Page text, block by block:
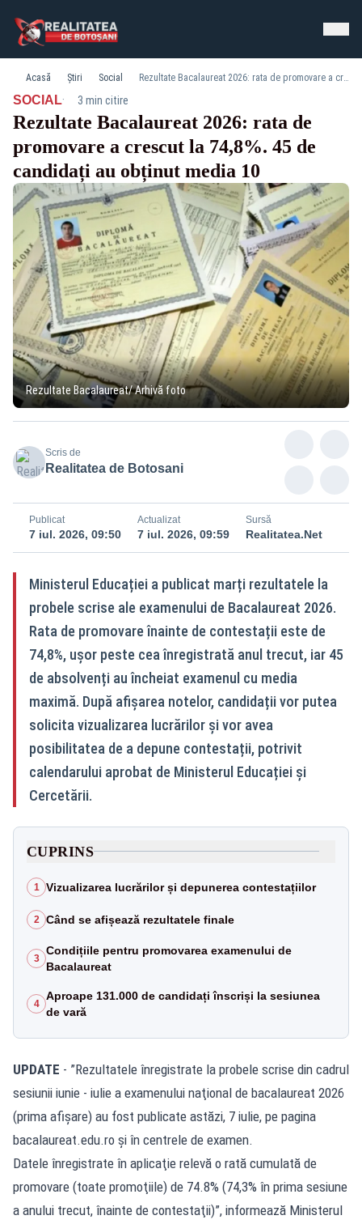
Acasă Știri Social Rezultate Bacalaureat 2026: rata de promovare a crescut la 74,8%. 45 de candidați au obținut media 10
SOCIAL· 3 min citire
Rezultate Bacalaureat 2026: rata de
promovare a crescut la 74,8%. 45 de
candidați au obținut media 10
Rezultate Bacalaureat/ Arhivă foto
Scris de
Realitatea de Botosani
Publicat
7 iul. 2026, 09:50
Actualizat
7 iul. 2026, 09:59
Sursă
Realitatea.Net
Ministerul Educației a publicat marți rezultatele la
probele scrise ale examenului de Bacalaureat 2026.
Rata de promovare înainte de contestații este de
74,8%, ușor peste cea înregistrată anul trecut, iar 45
de absolvenți au încheiat examenul cu media
maximă. După afișarea notelor, candidații vor putea
solicita vizualizarea lucrărilor și vor avea
posibilitatea de a depune contestații, potrivit
calendarului aprobat de Ministerul Educației și
Cercetării.
CUPRINS
1 Vizualizarea lucrărilor și depunerea contestațiilor
2 Când se afișează rezultatele finale
3
Condițiile pentru promovarea examenului de
Bacalaureat
4
Aproape 131.000 de candidați înscriși la sesiunea
de vară
UPDATE - ”Rezultatele înregistrate la probele scrise din cadrul
sesiunii iunie - iulie a examenului naţional de bacalaureat 2026
(prima afişare) au fost publicate astăzi, 7 iulie, pe pagina
bacalaureat.edu.ro şi în centrele de examen.
Datele înregistrate în aplicaţie relevă o rată cumulată de
promovare (toate promoţiile) de 74.8% (74,3% în prima sesiune
a anului trecut, înainte de contestaţii)”, informează Ministerul